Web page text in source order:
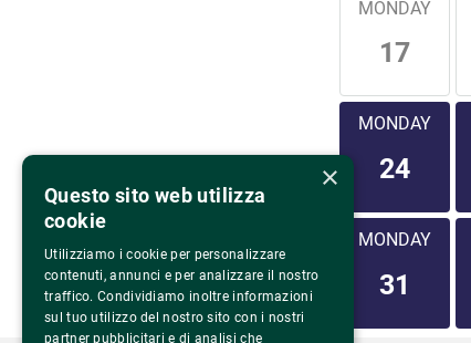
MONDAY
17
MONDAY
24
MONDAY
31
×
Questo sito web utilizza
cookie
Utilizziamo i cookie per personalizzare
contenuti, annunci e per analizzare il nostro
traffico. Condividiamo inoltre informazioni
sul tuo utilizzo del nostro sito con i nostri
partner pubblicitari e di analisi che